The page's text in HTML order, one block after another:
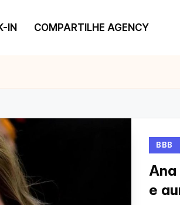
IN COMPARTILHE AGENCY
BBB
Ana
e